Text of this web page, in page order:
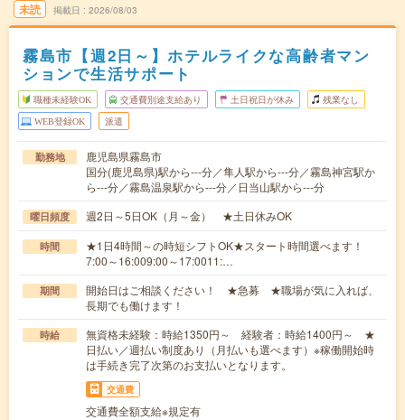
未読 掲載日 2026/08/03
霧島市【週2日～】ホテルライクな高齢者マン
ションで生活サポート
職種未経験OK 交通費別途支給あり 土日祝日が休み 残業なし
WEB登録OK 派遣
勤務地
鹿児島県霧島市
国分(鹿児島県)駅から---分／隼人駅から---分／霧島神宮駅か
ら---分／霧島温泉駅から---分／日当山駅から---分
曜日頻度 週2日～5日OK（月～金） ★土日休みOK
時間
★1日4時間～の時短シフトOK★スタート時間選べます！
7:00～16:009:00～17:0011:…
期間
開始日はご相談ください！ ★急募 ★職場が気に入れば、
長期でも働けます！
時給
無資格未経験：時給1350円～ 経験者：時給1400円～ ★
日払い／週払い制度あり（月払いも選べます）※稼働開始時
は手続き完了次第のお支払いとなります。
交通費
交通費全額支給※規定有